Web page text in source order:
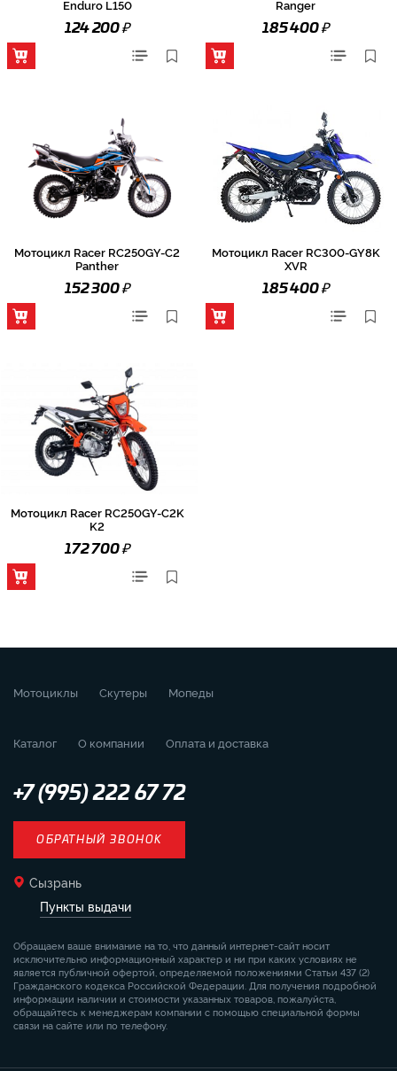
Enduro L150
124 200₽
Ranger
185 400₽
Мотоцикл Racer RC250GY-C2
Panther
152 300₽
Мотоцикл Racer RC300-GY8K
XVR
185 400₽
Мотоцикл Racer RC250GY-C2K
K2
172 700₽
Мотоциклы Скутеры Мопеды
Каталог О компании Оплата и доставка
+7 (995) 222 67 72
ОБРАТНЫЙ ЗВОНОК
Сызрань
Пункты выдачи
Обращаем ваше внимание на то, что данный интернет-сайт носит
исключительно информационный характер и ни при каких условиях не
является публичной офертой, определяемой положениями Статьи 437 (2)
Гражданского кодекса Российской Федерации. Для получения подробной
информации наличии и стоимости указанных товаров, пожалуйста,
обращайтесь к менеджерам компании с помощью специальной формы
связи на сайте или по телефону.